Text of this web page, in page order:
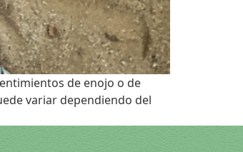
de enojo o de
variar dependiendo del